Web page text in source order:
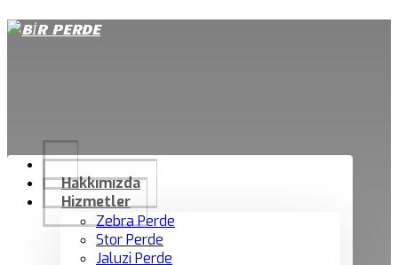
Email:
Hakkımızda
Hizmetler
Zebra Perde
Stor Perde
Jaluzi Perde